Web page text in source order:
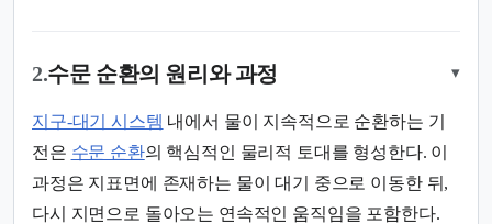
2.수문 순환의 원리와 과정 ▾
지구-대기 시스템 내에서 물이 지속적으로 순환하는 기
전은 수문 순환의 핵심적인 물리적 토대를 형성한다. 이
과정은 지표면에 존재하는 물이 대기 중으로 이동한 뒤,
다시 지면으로 돌아오는 연속적인 움직임을 포함한다.